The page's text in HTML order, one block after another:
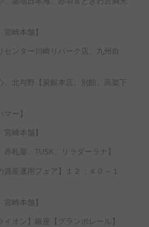
崎本舗】
センター川崎リパーク店、九州自
、北与野【炭銀本店、別館、高架下
ー】
崎本舗】
札屋、TUSK、リラダーラナ】
産運用フェア】１２：４０～１
崎本舗】
オン】銀座【グランポレール】